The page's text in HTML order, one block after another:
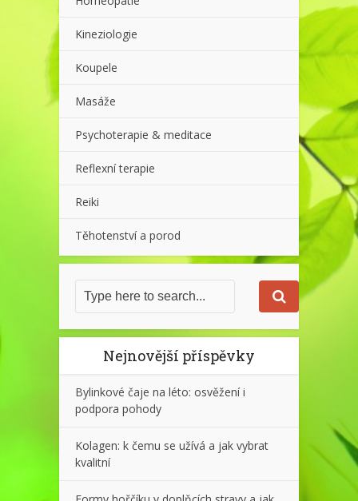
Kineziologie
Koupele
Masáže
Psychoterapie & meditace
Reflexní terapie
Reiki
Těhotenství a porod
Nejnovější příspěvky
Bylinkové čaje na léto: osvěžení i
podpora pohody
Kolagen: k čemu se užívá a jak vybrat
kvalitní